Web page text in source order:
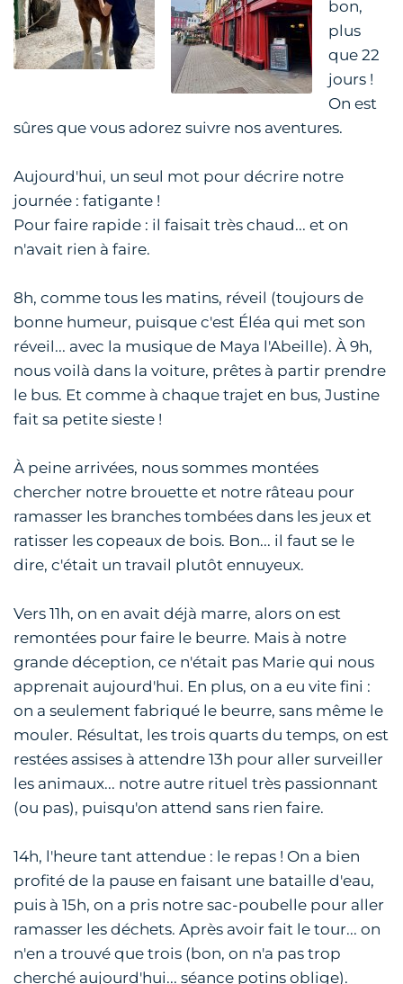
bon,
plus
que 22
jours !
On est
sûres que vous adorez suivre nos aventures.
Aujourd'hui, un seul mot pour décrire notre
journée : fatigante !
Pour faire rapide : il faisait très chaud... et on
n'avait rien à faire.
8h, comme tous les matins, réveil (toujours de
bonne humeur, puisque c'est Éléa qui met son
réveil... avec la musique de Maya l'Abeille). À 9h,
nous voilà dans la voiture, prêtes à partir prendre
le bus. Et comme à chaque trajet en bus, Justine
fait sa petite sieste !
À peine arrivées, nous sommes montées
chercher notre brouette et notre râteau pour
ramasser les branches tombées dans les jeux et
ratisser les copeaux de bois. Bon... il faut se le
dire, c'était un travail plutôt ennuyeux.
Vers 11h, on en avait déjà marre, alors on est
remontées pour faire le beurre. Mais à notre
grande déception, ce n'était pas Marie qui nous
apprenait aujourd'hui. En plus, on a eu vite fini :
on a seulement fabriqué le beurre, sans même le
mouler. Résultat, les trois quarts du temps, on est
restées assises à attendre 13h pour aller surveiller
les animaux... notre autre rituel très passionnant
(ou pas), puisqu'on attend sans rien faire.
14h, l'heure tant attendue : le repas ! On a bien
profité de la pause en faisant une bataille d'eau,
puis à 15h, on a pris notre sac-poubelle pour aller
ramasser les déchets. Après avoir fait le tour... on
n'en a trouvé que trois (bon, on n'a pas trop
cherché aujourd'hui... séance potins oblige).